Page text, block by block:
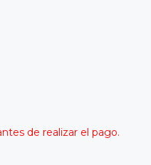
de realizar el pago.